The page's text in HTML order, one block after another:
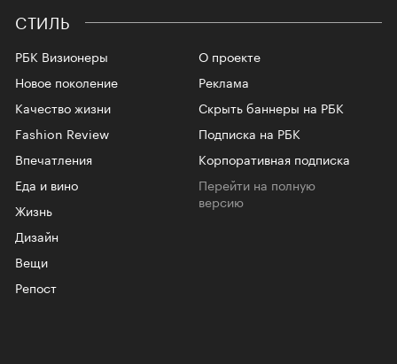
СТИЛЬ
РБК Визионеры
Новое поколение
Качество жизни
Fashion Review
Впечатления
Еда и вино
Жизнь
Дизайн
Вещи
Репост
О проекте
Реклама
Скрыть баннеры на РБК
Подписка на РБК
Корпоративная подписка
Перейти на полную
версию